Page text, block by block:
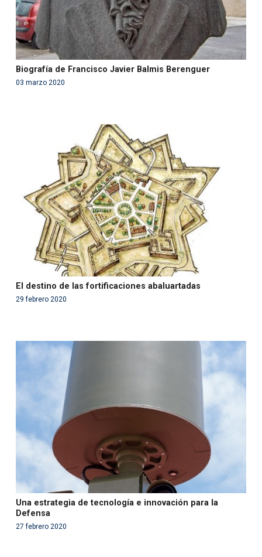
Biografía de Francisco Javier Balmis Berenguer
03 marzo 2020
: Use of undefined constant php - assumed
'php' (this will throw an Error in a future version of PHP)
/var/www/acami.es/wp-
content/themes/fundcami/page-publicaciones.php
on line99
El destino de las fortificaciones abaluartadas
29 febrero 2020
: Use of undefined constant php - assumed
'php' (this will throw an Error in a future version of PHP)
in /var/www/acami.es/wp-
content/themes/fundcami/page-publicaciones.php
Una estrategia de tecnología e innovación para la
Defensa
27 febrero 2020